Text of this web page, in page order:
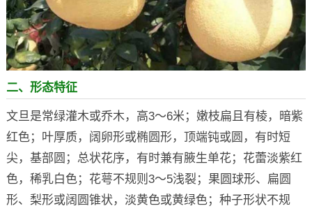
二、形态特征
文旦是常绿灌木或乔木，高3～6米；嫩枝扁且有棱，暗紫
红色；叶厚质，阔卵形或椭圆形，顶端钝或圆，有时短
尖，基部圆；总状花序，有时兼有腋生单花；花蕾淡紫红
色，稀乳白色；花萼不规则3～5浅裂；果圆球形、扁圆
形、梨形或阔圆锥状，淡黄色或黄绿色；种子形状不规